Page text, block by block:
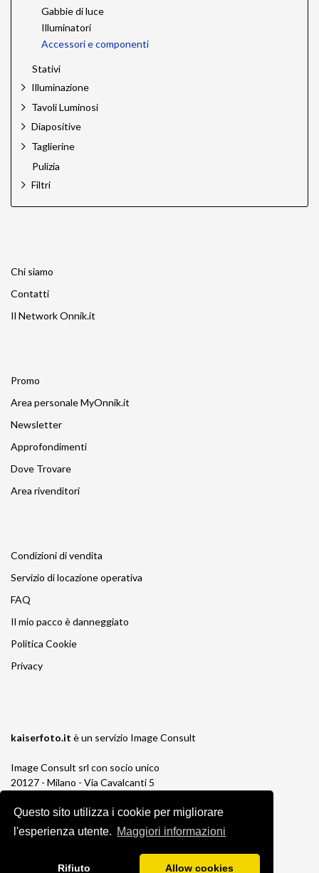
Questo sito utilizza i cookie per migliorare
l'esperienza utente. Maggiori informazioni
Rifiuto Allow cookies
Gabbie di luce
Illuminatori
Accessori e componenti
Stativi
Illuminazione
Tavoli Luminosi
Diapositive
Taglierine
Pulizia
Filtri
Chi siamo
Contatti
Il Network Onnik.it
Promo
Area personale MyOnnik.it
Newsletter
Approfondimenti
Dove Trovare
Area rivenditori
Condizioni di vendita
Servizio di locazione operativa
FAQ
Il mio pacco è danneggiato
Politica Cookie
Privacy
kaiserfoto.it è un servizio Image Consult
Image Consult srl con socio unico
20127 - Milano - Via Cavalcanti 5
P.IVA e C.F. 03383650961
REA 1673647 CCIAA Milano Monza Brianza
Registro Pile IT13030P00003110